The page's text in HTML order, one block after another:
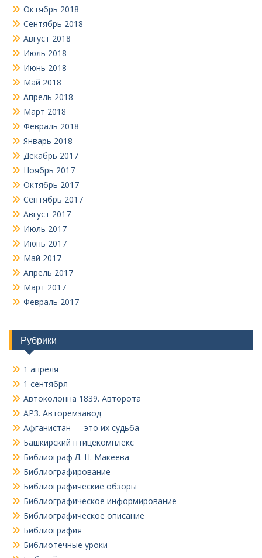
Октябрь 2018
Сентябрь 2018
Август 2018
Июль 2018
Июнь 2018
Май 2018
Апрель 2018
Март 2018
Февраль 2018
Январь 2018
Декабрь 2017
Ноябрь 2017
Октябрь 2017
Сентябрь 2017
Август 2017
Июль 2017
Июнь 2017
Май 2017
Апрель 2017
Март 2017
Февраль 2017
Рубрики
1 апреля
1 сентября
Автоколонна 1839. Авторота
АРЗ. Авторемзавод
Афганистан — это их судьба
Башкирский птицекомплекс
Библиограф Л. Н. Макеева
Библиографирование
Библиографические обзоры
Библиографическое информирование
Библиографическое описание
Библиография
Библиотечные уроки